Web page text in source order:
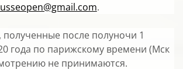
.
после полуночи 1
года по парижскому времени (Мск
не принимаются.